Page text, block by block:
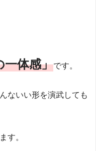
一体感」です。
ないい形を演武しても
す。